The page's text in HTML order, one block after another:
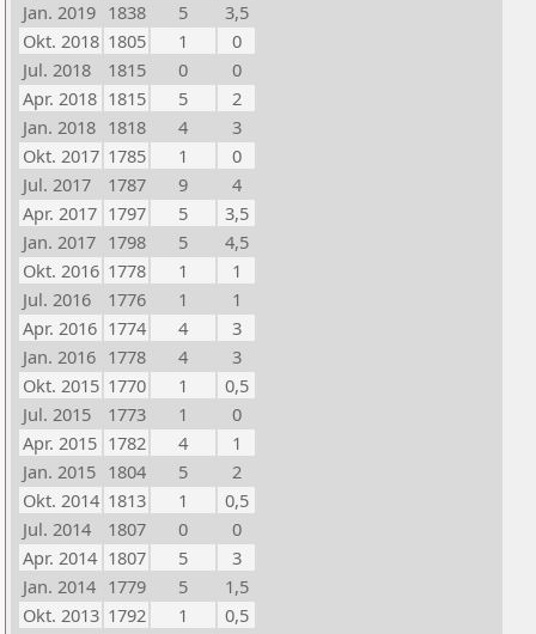
Jan. 2019 1838 5
3,5
Okt. 2018 1805 1
0
Jul. 2018
1815 0
0
Apr. 2018 1815 5
2
Jan. 2018 1818 4
3
Okt. 2017 1785 1
0
Jul. 2017
1787 9
4
Apr. 2017 1797 5
3,5
Jan. 2017 1798 5
4,5
Okt. 2016 1778 1
1
Jul. 2016
1776 1
1
Apr. 2016 1774 4
3
Jan. 2016 1778 4
3
Okt. 2015 1770 1
0,5
Jul. 2015
1773 1
0
Apr. 2015 1782 4
1
Jan. 2015 1804 5
2
Okt. 2014 1813 1
0,5
Jul. 2014
1807 0
0
Apr. 2014 1807 5
3
Jan. 2014 1779 5
1,5
Okt. 2013 1792 1
0,5